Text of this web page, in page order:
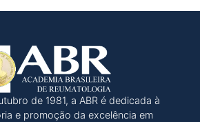
de 1981, a ABR é dedicada à
e promoção da excelência em